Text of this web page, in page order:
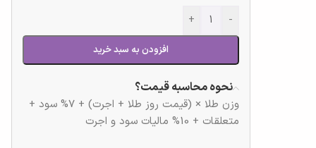
-
+
افزودن به سبد خرید
نحوه محاسبه قیمت؟
وزن طلا × (قیمت روز طلا + اجرت) + 7% سود +
متعلقات + 10% مالیات سود و اجرت